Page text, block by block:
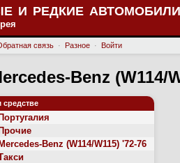
И РЕДКИЕ
связь · Разное · Войти
Benz (W114/
Португалия
Прочие
Mercedes-Benz (W114/W115) '72-76